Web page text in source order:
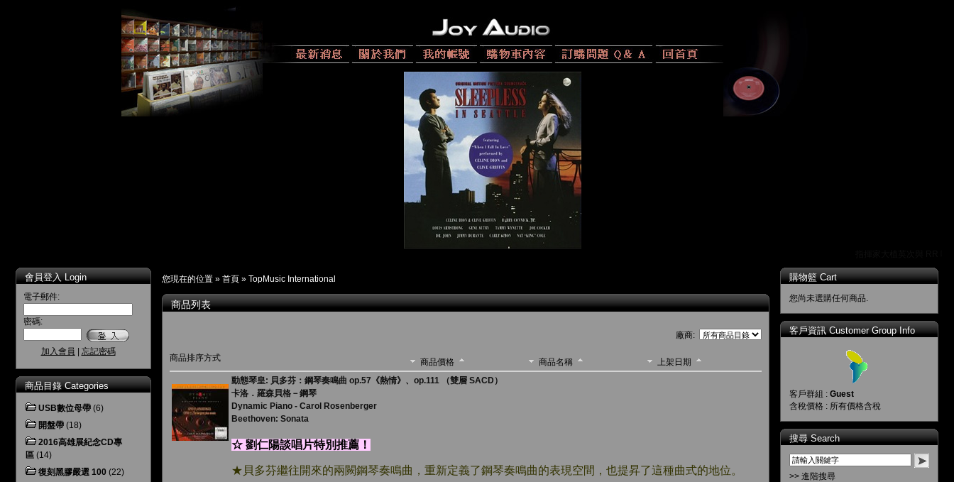
會員登入 Login
電子郵件:
密碼:
加入會員 忘記密碼
商品目錄 Categories
USB數位母帶 (6)
開盤帶 (18)
2016高雄展紀念CD專
區 (14)
復刻黑膠嚴選 100 (22)
您現在的位置 » 首頁 » TopMusic International
商品列表
廠商:
商品排序方式 商品價格 商品名稱
上架日期
動態琴皇: 貝多芬：鋼琴奏鳴曲 op.57《熱情》、op.111 （雙層 SACD）
卡洛．羅森貝格－鋼琴
Dynamic Piano - Carol Rosenberger
Beethoven: Sonata
☆ 劉仁陽談唱片特別推薦！
★貝多芬繼往開來的兩闕鋼琴奏鳴曲，重新定義了鋼琴奏鳴曲的表現空間，也提昇了這種曲式的地位。
購物籃 Cart
您尚未選購任何商品.
客戶資訊 Customer Group Info
客戶群組 : Guest
含稅價格 : 所有價格含稅
搜尋 Search
>> 進階搜尋